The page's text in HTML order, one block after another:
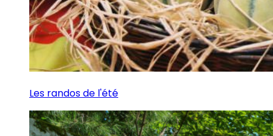
Les randos de l'été